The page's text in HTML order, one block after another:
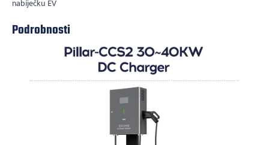
nabíječku EV
Podrobnosti